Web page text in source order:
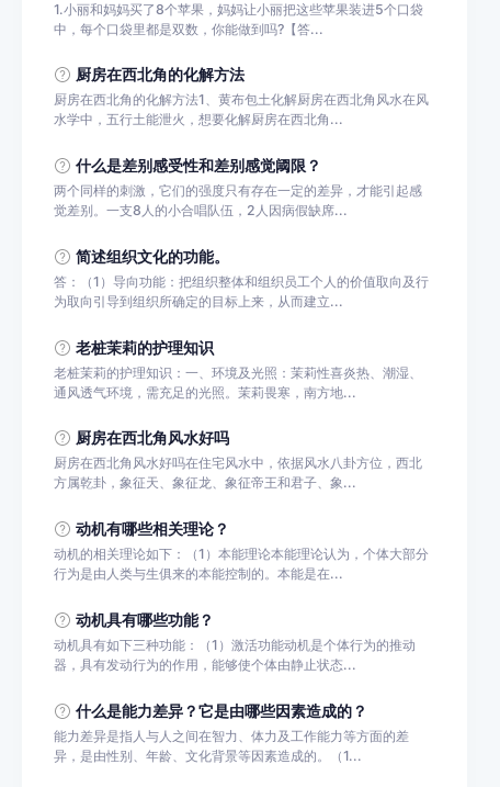
1.小丽和妈妈买了8个苹果，妈妈让小丽把这些苹果装进5个口袋
中，每个口袋里都是双数，你能做到吗?【答...
厨房在西北角的化解方法
厨房在西北角的化解方法1、黄布包土化解厨房在西北角风水在风
水学中，五行土能泄火，想要化解厨房在西北角...
什么是差别感受性和差别感觉阈限？
两个同样的刺激，它们的强度只有存在一定的差异，才能引起感
觉差别。一支8人的小合唱队伍，2人因病假缺席...
简述组织文化的功能。
答：（1）导向功能：把组织整体和组织员工个人的价值取向及行
为取向引导到组织所确定的目标上来，从而建立...
老桩茉莉的护理知识
老桩茉莉的护理知识：一、环境及光照：茉莉性喜炎热、潮湿、
通风透气环境，需充足的光照。茉莉畏寒，南方地...
厨房在西北角风水好吗
厨房在西北角风水好吗在住宅风水中，依据风水八卦方位，西北
方属乾卦，象征天、象征龙、象征帝王和君子、象...
动机有哪些相关理论？
动机的相关理论如下：（1）本能理论本能理论认为，个体大部分
行为是由人类与生俱来的本能控制的。本能是在...
动机具有哪些功能？
动机具有如下三种功能：（1）激活功能动机是个体行为的推动
器，具有发动行为的作用，能够使个体由静止状态...
什么是能力差异？它是由哪些因素造成的？
能力差异是指人与人之间在智力、体力及工作能力等方面的差
异，是由性别、年龄、文化背景等因素造成的。（1...